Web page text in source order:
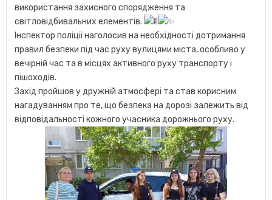
використання захисного спорядження та
світловідбивальних елементів.
Інспектор поліції наголосив на необхідності дотримання
правил безпеки під час руху вулицями міста, особливо у
вечірній час та в місцях активного руху транспорту і
пішоходів.
Захід пройшов у дружній атмосфері та став корисним
нагадуванням про те, що безпека на дорозі залежить від
відповідальності кожного учасника дорожнього руху.